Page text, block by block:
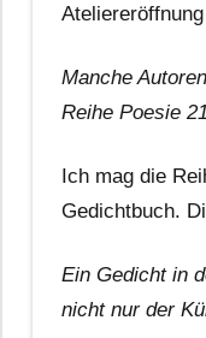
Manche
Reihe Poesie
Ich mag die
Gedichtbuch.
Ein Gedicht in
nicht nur der